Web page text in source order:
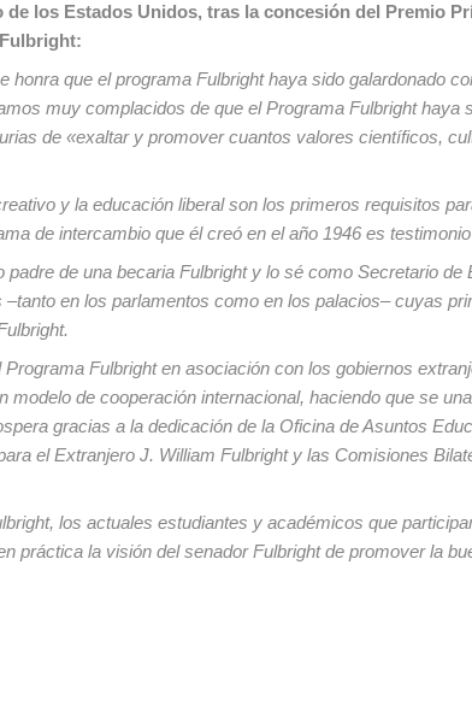
los Estados Unidos, tras la concesión del Premio
honra que el programa Fulbright haya sido galardonado
muy complacidos de que el Programa Fulbright haya
de «exaltar y promover cuantos valores científicos,
y la educación liberal son los primeros requisitos
de intercambio que él creó en el año 1946 es
de una becaria Fulbright y lo sé como Secretario de
en los parlamentos como en los palacios– cuyas
Fulbright en asociación con los gobiernos
modelo de cooperación internacional, haciendo que se
gracias a la dedicación de la Oficina de Asuntos
el Extranjero J. William Fulbright y las Comisiones
los actuales estudiantes y académicos que
práctica la visión del senador Fulbright de promover la